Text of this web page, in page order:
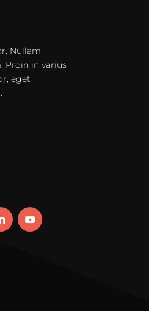
Nullam
Proin in varius
eget